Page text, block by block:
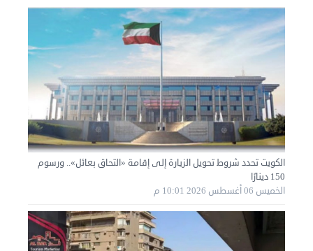
نقل عفش المنطقه العاشره 50636444 فك وتركيب ...
الإثنين 02 سبتمبر 2024 05:01 م
الكويت تحدد شروط تحويل الزيارة إلى إقامة «التحاق بعائل».. ورسوم
150 دينارًا
الخميس 06 أغسطس 2026 10:01 م